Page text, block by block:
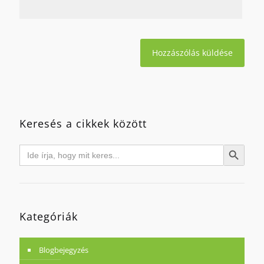
Keresés a cikkek között
Search
for: Search Button
Kategóriák
Blogbejegyzés